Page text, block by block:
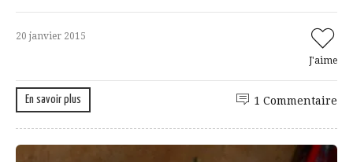
20 janvier 2015
J'aime
En savoir plus 1 Commentaire